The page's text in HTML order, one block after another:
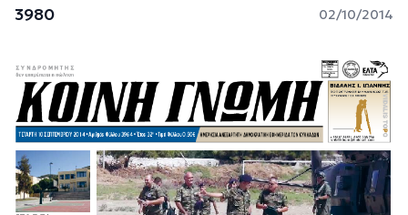
3980 02/10/2014